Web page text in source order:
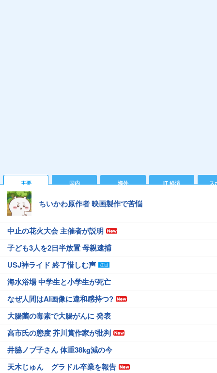
主要 国内 海外 IT 経済 ス
ちいかわ原作者 映画製作で苦悩
中止の花火大会 主催者が説明
子ども3人を2日半放置 母親逮捕
USJ神ライド 終了惜しむ声
海水浴場 中学生と小学生が死亡
なぜ人間はAI画像に違和感持つ?
大腸菌の毒素で大腸がんに 発表
高市氏の態度 芥川賞作家が批判
井脇ノブ子さん 体重38kg減の今
天木じゅん グラドル卒業を報告